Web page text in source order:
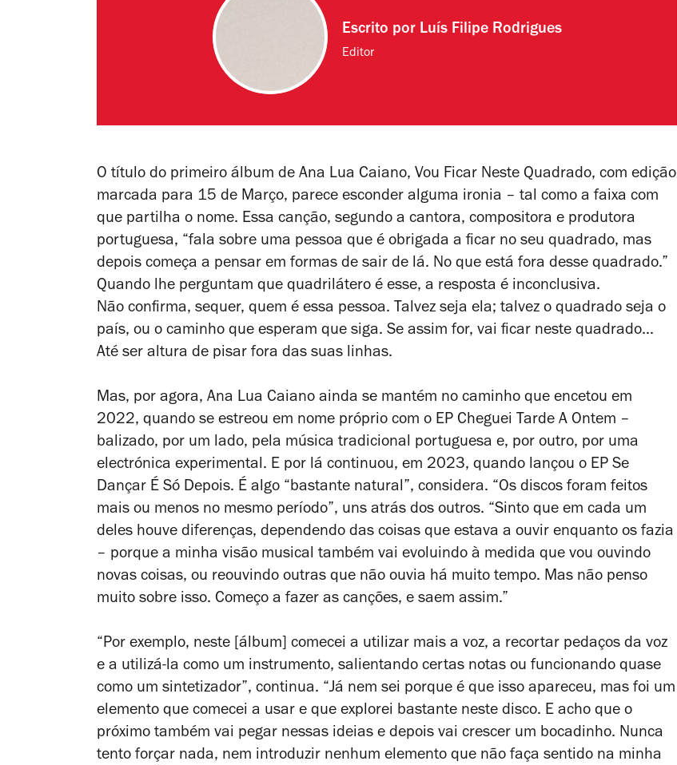
Escrito por Luís Filipe Rodrigues
Editor
O título do primeiro álbum de Ana Lua Caiano, Vou Ficar Neste Quadrado, com edição
marcada para 15 de Março, parece esconder alguma ironia – tal como a faixa com
que partilha o nome. Essa canção, segundo a cantora, compositora e produtora
portuguesa, “fala sobre uma pessoa que é obrigada a ficar no seu quadrado, mas
depois começa a pensar em formas de sair de lá. No que está fora desse quadrado.”
Quando lhe perguntam que quadrilátero é esse, a resposta é inconclusiva.
Não confirma, sequer, quem é essa pessoa. Talvez seja ela; talvez o quadrado seja o
país, ou o caminho que esperam que siga. Se assim for, vai ficar neste quadrado…
Até ser altura de pisar fora das suas linhas.
Mas, por agora, Ana Lua Caiano ainda se mantém no caminho que encetou em
2022, quando se estreou em nome próprio com o EP Cheguei Tarde A Ontem –
balizado, por um lado, pela música tradicional portuguesa e, por outro, por uma
electrónica experimental. E por lá continuou, em 2023, quando lançou o EP Se
Dançar É Só Depois. É algo “bastante natural”, considera. “Os discos foram feitos
mais ou menos no mesmo período”, uns atrás dos outros. “Sinto que em cada um
deles houve diferenças, dependendo das coisas que estava a ouvir enquanto os fazia
– porque a minha visão musical também vai evoluindo à medida que vou ouvindo
novas coisas, ou reouvindo outras que não ouvia há muito tempo. Mas não penso
muito sobre isso. Começo a fazer as canções, e saem assim.”
“Por exemplo, neste [álbum] comecei a utilizar mais a voz, a recortar pedaços da voz
e a utilizá-la como um instrumento, salientando certas notas ou funcionando quase
como um sintetizador”, continua. “Já nem sei porque é que isso apareceu, mas foi um
elemento que comecei a usar e que explorei bastante neste disco. E acho que o
próximo também vai pegar nessas ideias e depois vai crescer um bocadinho. Nunca
tento forçar nada, nem introduzir nenhum elemento que não faça sentido na minha